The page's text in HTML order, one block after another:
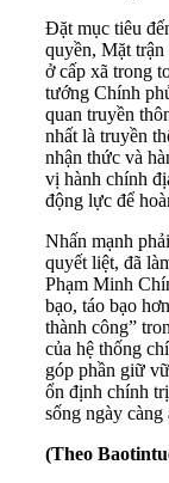
Đặt mục tiêu
quyền, Mặt
ở cấp xã trong
tướng Chính
quan truyền
nhất là truyền
nhận thức và
vị hành chính
động lực để
Nhấn mạnh
quyết liệt, đã
Phạm Minh
bạo, táo bạo
thành công”
của hệ thống
góp phần giữ
ổn định chính
sống ngày càng
(Theo